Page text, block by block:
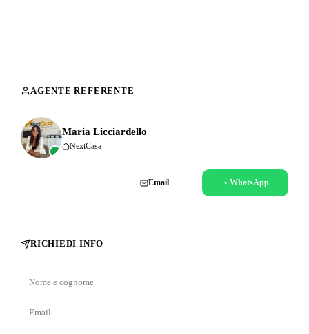
AGENTE REFERENTE
Maria Licciardello
NextCasa
Email WhatsApp
RICHIEDI INFO
Nome
cognome
Email